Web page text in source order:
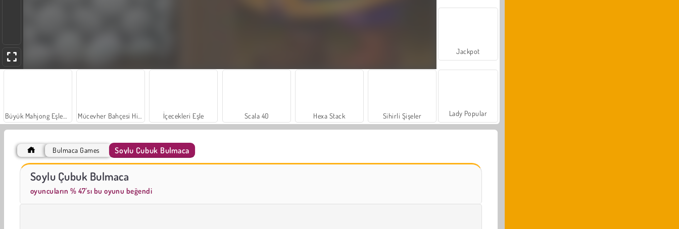
İçecekleri Eşle Scala 40 Hexa Stack Sihirli Şişeler
Yapboz Kartları
Jackpot
Lady Popular
Bulmaca Games Soylu Çubuk Bulmaca
Soylu Çubuk Bulmaca
oyuncuların % 47'sı bu oyunu beğendi